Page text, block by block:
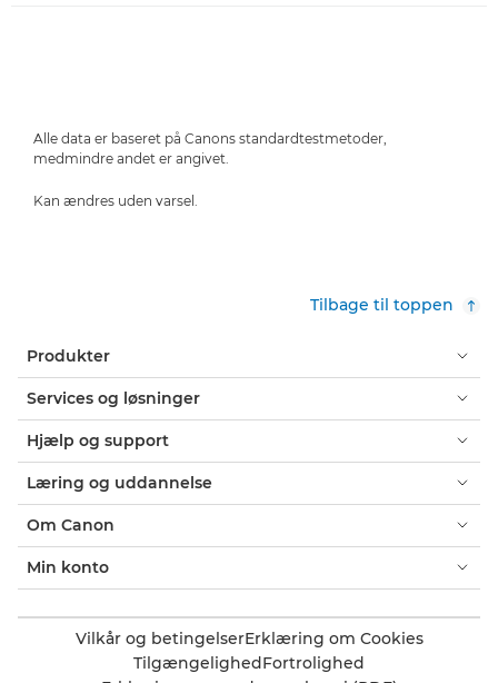
Alle data er baseret på Canons standardtestmetoder,
medmindre andet er angivet.
Kan ændres uden varsel.
Tilbage til toppen
Produkter
Services og løsninger
Hjælp og support
Læring og uddannelse
Om Canon
Min konto
Vilkår og betingelserErklæring om Cookies
TilgængelighedFortrolighed